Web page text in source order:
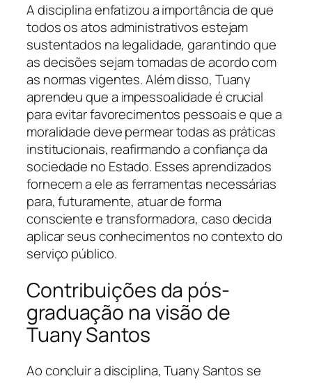
A disciplina enfatizou a importância de que
todos os atos administrativos estejam
sustentados na legalidade, garantindo que
as decisões sejam tomadas de acordo com
as normas vigentes. Além disso, Tuany
aprendeu que a impessoalidade é crucial
para evitar favorecimentos pessoais e que a
moralidade deve permear todas as práticas
institucionais, reafirmando a confiança da
sociedade no Estado. Esses aprendizados
fornecem a ele as ferramentas necessárias
para, futuramente, atuar de forma
consciente e transformadora, caso decida
aplicar seus conhecimentos no contexto do
serviço público.
Contribuições da pós-
graduação na visão de
Tuany Santos
Ao concluir a disciplina, Tuany Santos se